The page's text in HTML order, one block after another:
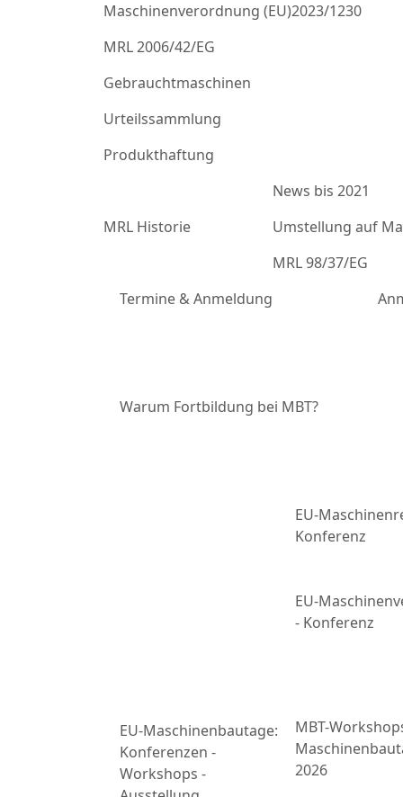
Maschinenverordnung (EU)2023/1230
MRL 2006/42/EG
Gebrauchtmaschinen
Urteilssammlung
Produkthaftung
MRL Historie
News bis 2021
Umstellung auf
MRL 98/37/EG
Termine & Anmeldung
Warum Fortbildung bei MBT?
EU-Maschinenbautage:
Konferenzen -
Workshops -
EU-
Konferenz
EU-
- Konferenz
MBT-
2026